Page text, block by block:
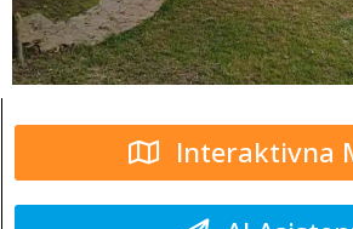
Interaktivna